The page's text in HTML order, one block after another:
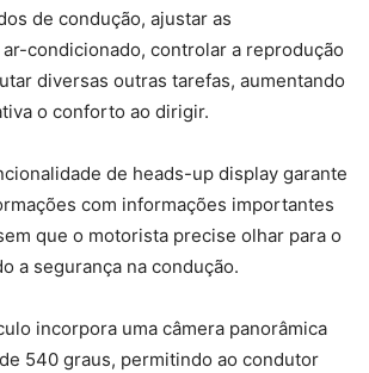
de condução, ajustar as
condicionado, controlar a reprodução
diversas outras tarefas, aumentando
o conforto ao dirigir.
de heads-up display garante
com informações importantes
que o motorista precise olhar para o
a segurança na condução.
incorpora uma câmera panorâmica
540 graus, permitindo ao condutor